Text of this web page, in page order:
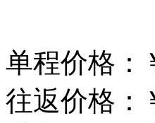
单程价格：
往返价格：